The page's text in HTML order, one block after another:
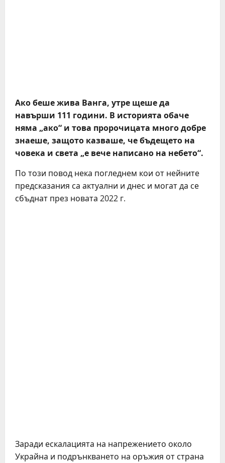
Ако беше жива Ванга, утре щеше да
навърши 111 години. В историята обаче
няма „ако“ и това пророчицата много добре
знаеше, защото казваше, че бъдещето на
човека и света „е вече написано на небето“.
По този повод нека погледнем кои от нейните
предсказания са актуални и днес и могат да се
сбъднат през новата 2022 г.
Заради ескалацията на напрежението около
Украйна и подрънкването на оръжия от страна